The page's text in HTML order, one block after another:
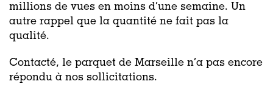
millions de vues en moins d’une semaine. Un
autre rappel que la quantité ne fait pas la
qualité.
Contacté, le parquet de Marseille n’a pas encore
répondu à nos sollicitations.